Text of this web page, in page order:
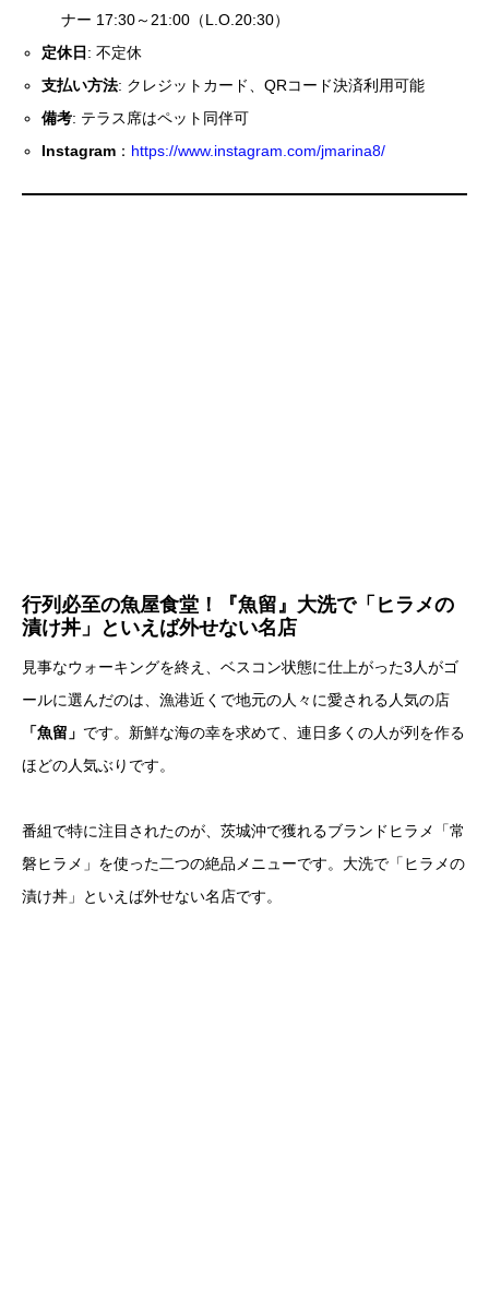
ナー 17:30～21:00（L.O.20:30）
定休日: 不定休
支払い方法: クレジットカード、QRコード決済利用可能
備考: テラス席はペット同伴可
Instagram ： https://www.instagram.com/jmarina8/
行列必至の魚屋食堂！『魚留』大洗で「ヒラメの
漬け丼」といえば外せない名店
見事なウォーキングを終え、ベスコン状態に仕上がった3人がゴ
ールに選んだのは、漁港近くで地元の人々に愛される人気の店
「魚留」 です。新鮮な海の幸を求めて、連日多くの人が列を作る
ほどの人気ぶりです。
番組で特に注目されたのが、茨城沖で獲れるブランドヒラメ「常
磐ヒラメ」を使った二つの絶品メニューです。大洗で「ヒラメの
漬け丼」といえば外せない名店です。